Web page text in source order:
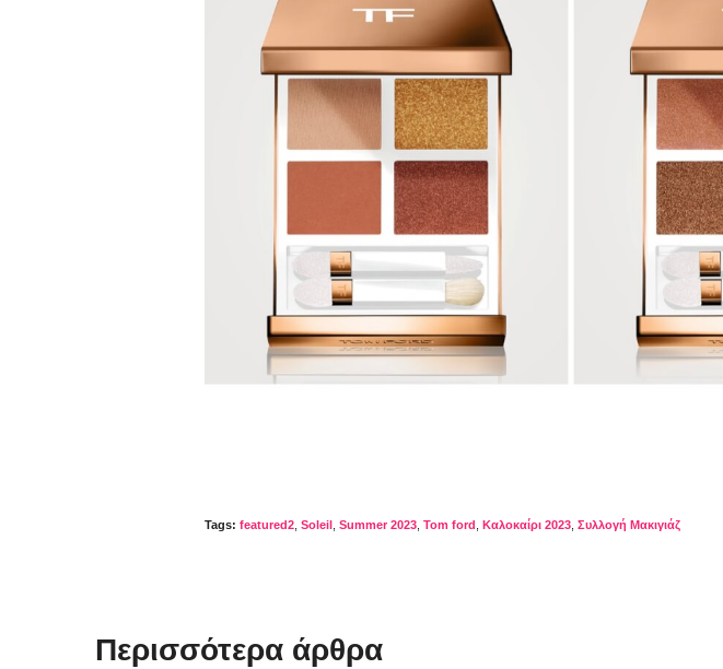
Tags: featured2 Soleil Summer 2023 Tom ford Καλοκαίρι 2023 Συλλογή Μακιγιάζ
Περισσότερα άρθρα